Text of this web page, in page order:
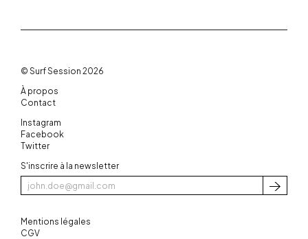
© Surf Session 2026
À propos
Contact
Instagram
Facebook
Twitter
S'inscrire à la newsletter
Mentions légales
CGV